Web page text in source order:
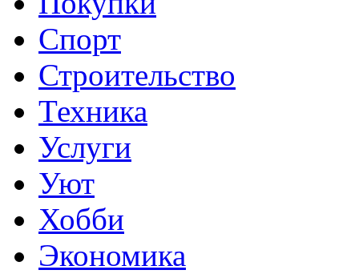
Спорт
Строительство
Техника
Услуги
Уют
Хобби
Экономика